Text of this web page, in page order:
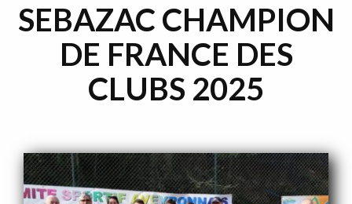
SEBAZAC CHAMPION
DE FRANCE DES
CLUBS 2025